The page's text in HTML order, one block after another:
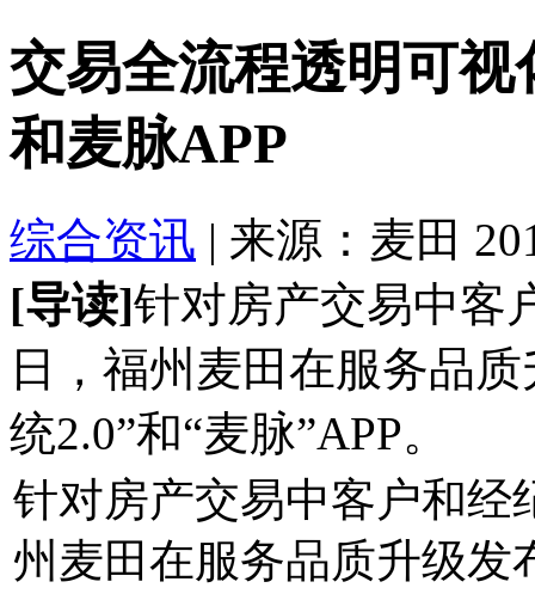
交易全流程透明可
和麦脉APP
综合资讯 | 来源：麦田
[导读]针对房产交易中客
日，福州麦田在服务品
统2.0”和“麦脉”APP。
针对房产交易中客户和经
州麦田在服务品质升级发